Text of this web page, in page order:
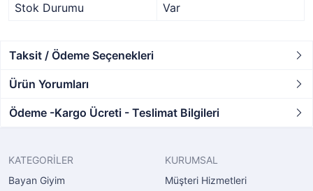
Stok Durumu
Var
Taksit / Ödeme Seçenekleri
Ürün Yorumları
Ödeme -Kargo Ücreti - Teslimat Bilgileri
KATEGORİLER
Bayan Giyim
KURUMSAL
Müşteri Hizmetleri